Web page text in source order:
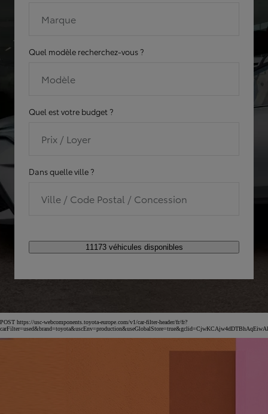
Marque
Quel modèle recherchez-vous ?
Modèle
Quel est votre budget ?
Prix / Loyer
Dans quelle ville ?
Ville / Code Postal / Concession
11173 véhicules disponibles
POST https://usc-webcomponents.toyota-europe.com/v1/car-filter-header/fr/fr?